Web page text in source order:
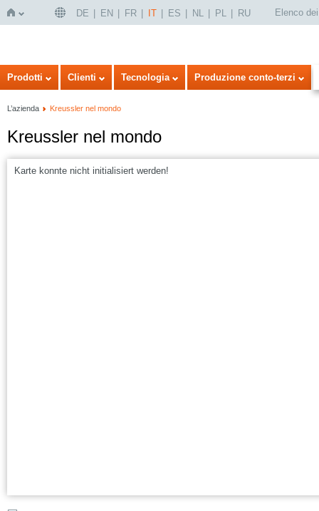
Home
DE EN FR IT ES NL PL RU Elenco
Prodotti Clienti Tecnologia Produzione conto-terzi
L’azienda Kreussler nel mondo
Kreussler nel mondo
Karte konnte nicht initialisiert werden!